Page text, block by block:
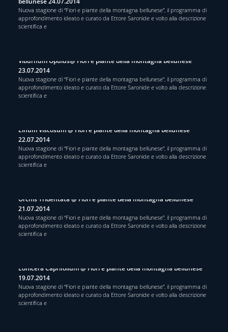
Nuova stagione di “Fiori e piante della montagna bellunese”, il programma di
approfondimento ideato e curato da Ettore Saronide e volto alla descrizione
scientifica e
Viburnum Opulus@ Fiori e piante della montagna bellunese
23.07.2014
Nuova stagione di “Fiori e piante della montagna bellunese”, il programma di
approfondimento ideato e curato da Ettore Saronide e volto alla descrizione
scientifica e
Linum Viscosum @ Fiori e piante della montagna bellunese
22.07.2014
Nuova stagione di “Fiori e piante della montagna bellunese”, il programma di
approfondimento ideato e curato da Ettore Saronide e volto alla descrizione
scientifica e
Orchis Tridentata @ Fiori e piante della montagna bellunese
21.07.2014
Nuova stagione di “Fiori e piante della montagna bellunese”, il programma di
approfondimento ideato e curato da Ettore Saronide e volto alla descrizione
scientifica e
Lonicera Caprifolium @ Fiori e piante della montagna bellunese
19.07.2014
Nuova stagione di “Fiori e piante della montagna bellunese”, il programma di
approfondimento ideato e curato da Ettore Saronide e volto alla descrizione
scientifica e